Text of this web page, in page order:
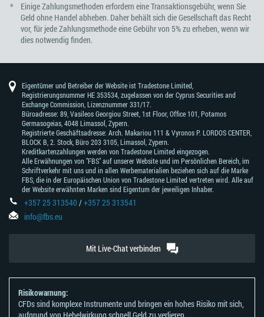
Einige Zahlungsmethoden erfordern eine Transaktionsgebühr, wenn Sie
Geld ohne Handel abheben. Daher behält sich die Gesellschaft das Recht
vor, für jede Zahlungsmethode eine Gebühr von 5% zu erheben, wenn wir
dies notwendig finden.
Eigentümer und Betreiber der Website ist Tradestone Limited,
Registrierungsnummer HE 353534, zugelassen von der Cyprus Securities and
Exchange Commission, Lizenznummer 331/17.
Büroadresse: 89, Vasileos Georgiou Street, 1st Floor, Office 101, Potamos
Germasogeias, 4048 Limassol, Zypern.
Registrierte Geschäftsadresse: Arch. Makariou 111 & Vyronos Р. LORDOS CENTER,
BLOCK В, 2. Stock, Büro 203 3105, Limassol, Zypern.
Kreditkartenzahlungen werden von Tradestone Limited eingezogen.
Alle Erwähnungen von "FBS" auf unserer Website und im Persönlichen Bereich, im
Schriftverkehr mit uns und in allen Werbematerialien beziehen sich auf die Marke
FBS, die in der Europäischen Union von Tradestone Limited vertreten wird. Alle auf
der Website erwähnten Marken sind Eigentum der jeweiligen Inhaber.
+357 25 313540/+357 25 313541
info@fbs.eu
Mit Live-Chat verbinden
Risikowarnung:
CFDs sind komplexe Instrumente und bringen ein hohes Risiko mit sich,